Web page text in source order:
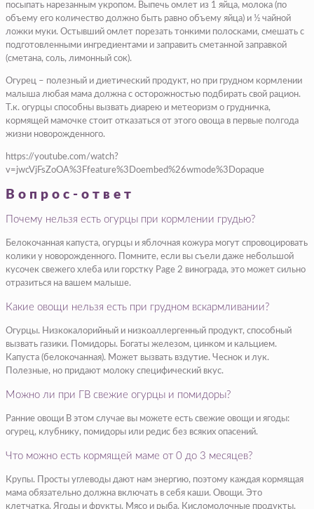
посыпать нарезанным укропом. Выпечь омлет из 1 яйца, молока (по
объему его количество должно быть равно объему яйца) и ½ чайной
ложки муки. Остывший омлет порезать тонкими полосками, смешать с
подготовленными ингредиентами и заправить сметанной заправкой
(сметана, соль, лимонный сок).
Огурец – полезный и диетический продукт, но при грудном кормлении
малыша любая мама должна с осторожностью подбирать свой рацион.
Т.к. огурцы способны вызвать диарею и метеоризм о грудничка,
кормящей мамочке стоит отказаться от этого овоща в первые полгода
жизни новорожденного.
https://youtube.com/watch?
v=jwcVjFsZoOA%3Ffeature%3Doembed%26wmode%3Dopaque
Вопрос-ответ
Почему нельзя есть огурцы при кормлении грудью?
Белокочанная капуста, огурцы и яблочная кожура могут спровоцировать
колики у новорожденного. Помните, если вы съели даже небольшой
кусочек свежего хлеба или горстку Page 2 винограда, это может сильно
отразиться на вашем малыше.
Какие овощи нельзя есть при грудном вскармливании?
Огурцы. Низкокалорийный и низкоаллергенный продукт, способный
вызвать газики. Помидоры. Богаты железом, цинком и кальцием.
Капуста (белокочанная). Может вызвать вздутие. Чеснок и лук.
Полезные, но придают молоку специфический вкус.
Можно ли при ГВ свежие огурцы и помидоры?
Ранние овощи В этом случае вы можете есть свежие овощи и ягоды:
огурец, клубнику, помидоры или редис без всяких опасений.
Что можно есть кормящей маме от 0 до 3 месяцев?
Крупы. Просты углеводы дают нам энергию, поэтому каждая кормящая
мама обязательно должна включать в себя каши. Овощи. Это
клетчатка. Ягоды и фрукты. Мясо и рыба. Кисломолочные продукты.